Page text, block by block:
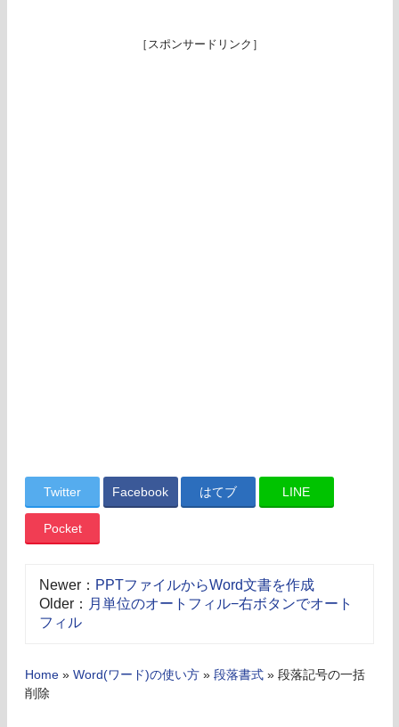
［スポンサードリンク］
Twitter Facebook はてブ LINE
Pocket
Newer： PPTファイルからWord文書を作成
Older： 月単位のオートフィル−右ボタンでオート
フィル
Home » Word(ワード)の使い方 » 段落書式 » 段落記号の一括
削除